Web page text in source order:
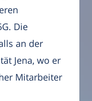
Die
an der
Jena, wo er
Mitarbeiter